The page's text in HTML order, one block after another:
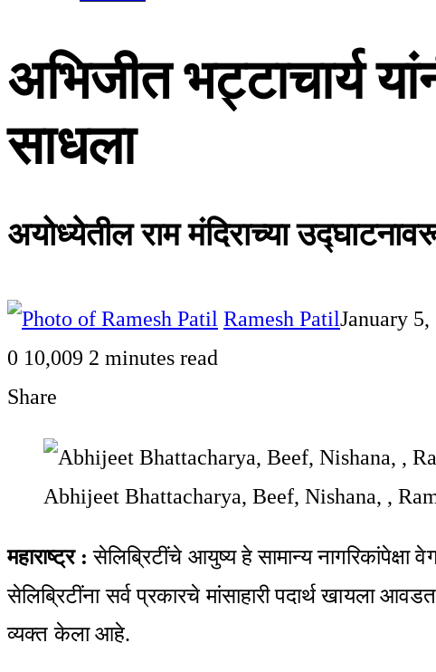
अभिजीत भट्टाचार्य
साधला
अयोध्येतील राम मंदिराच्या
Ramesh PatilJanuary 5,
0 10,009 2 minutes read
Share
Facebook
Twitter
LinkedIn
Pinterest
WhatsApp
Telegram
Share
Print
Abhijeet Bhattacharya, Beef, Nishana, ,
महाराष्ट्र : सेलिब्रिटींचे आयुष्य हे सामान्य नागरिकांपेक्षा
सेलिब्रिटींना सर्व प्रकारचे मांसाहारी पदार्थ खायला
व्यक्त केला आहे.